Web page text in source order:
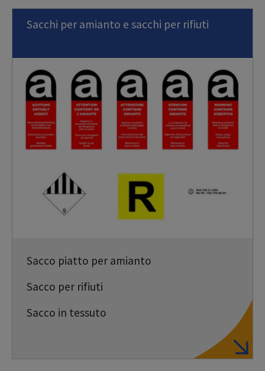
Sacchi per amianto e sacchi per rifiuti
Sacco piatto per amianto
Sacco per rifiuti
Sacco in tessuto